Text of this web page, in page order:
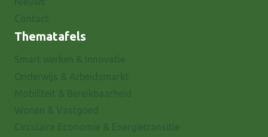
Thematafels